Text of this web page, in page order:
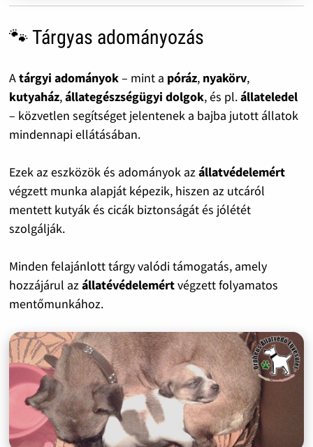
🐾 Tárgyas adományozás
Atárgyi adományok– mint a póráz, nyakörv,
kutyaház,állategészségügyi dolgok, és pl.állateledel
– közvetlen segítséget jelentenek a bajba jutott állatok
mindennapi ellátásában.
Ezek az eszközök és adományok azállatvédelemért
végzett munka alapját képezik, hiszen az utcáról
mentett kutyák és cicák biztonságát és jólétét
szolgálják.
Minden felajánlott tárgy valódi támogatás, amely
hozzájárul azállatévédelemértvégzett folyamatos
mentőmunkához.